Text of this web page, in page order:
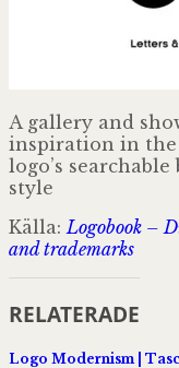
A gallery and
inspiration in the
logo’s
style
Källa: Logobook –
and trademarks
RELATERADE
Logo Modernism |